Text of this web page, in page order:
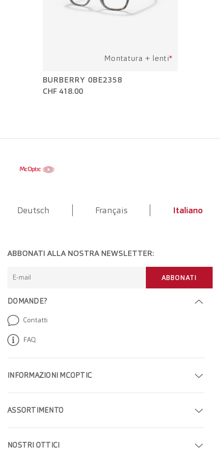
Montatura + lenti*
BURBERRY 0BE2358
CHF 418.00
Deutsch Français Italiano
INFORMAZIONI MCOPTIC
Fissa un appuntamento
Trova il tuo negozio
Carriera
ASSORTIMENTO
Occhiali
Occhiali da sole
NOSTRI OTTICI
DOMANDE?
Contatti
FAQ
ABBONATI ALLA NOSTRA NEWSLETTER:
E-mail ABBONATI